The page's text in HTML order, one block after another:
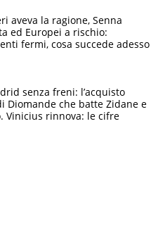
aveva la ragione, Senna
ed Europei a rischio:
fermi, cosa succede adesso
senza freni: l’acquisto
Diomande che batte Zidane e
Vinicius rinnova: le cifre